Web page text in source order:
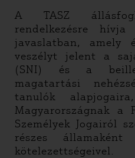
A TASZ
rendelkezésre
javaslatban, amely
veszélyt jelent a
(SNI) és a
magatartási
tanulók
Magyarországnak a
Személyek Jogairól
részes
kötelezettségeivel.